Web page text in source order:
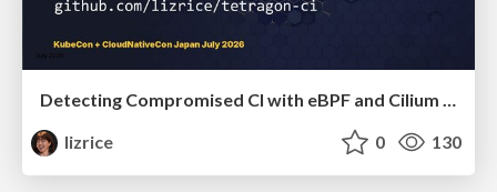
Detecting Compromised CI with eBPF and Cilium Tetragon
lizrice
0 130